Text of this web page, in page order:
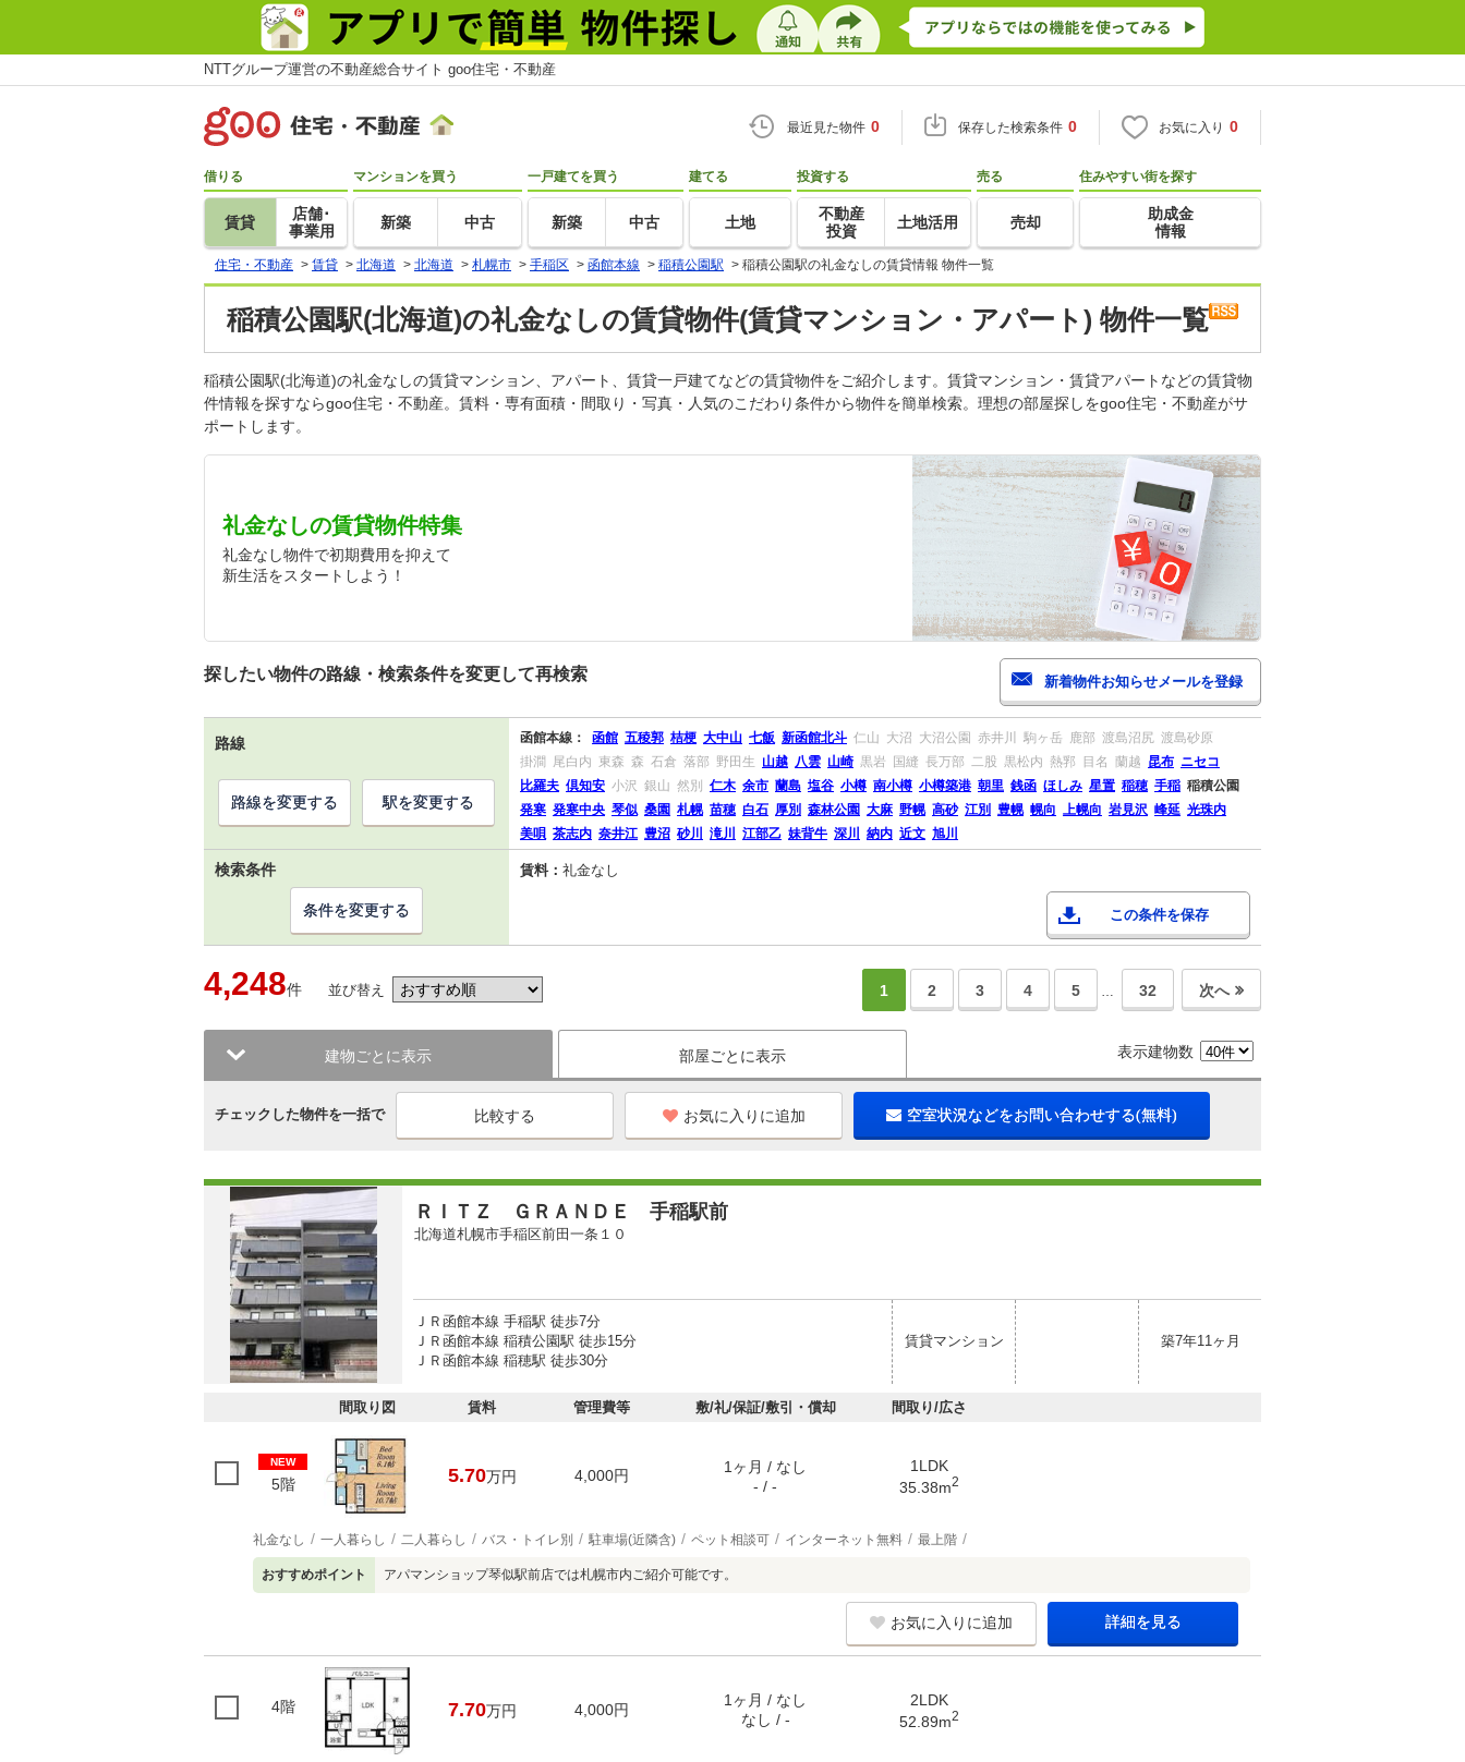
NTTグループ運営の不動産総合サイト goo住宅・不動産
最近見た物件 0 保存した検索条件 0 お気に入り 0
借りる
賃貸
店舗･
事業用
マンションを買う
新築 中古
一戸建てを買う
新築 中古
建てる
土地
投資する
不動産
投資
土地活用
売る
売却
住みやすい街を探す
助成金
情報
住宅・不動産 > 賃貸 > 北海道 > 北海道 > 札幌市 > 手稲区 > 函館本線 > 稲積公園駅 > 稲積公園駅の礼金なしの賃貸情報 物件一覧
稲積公園駅(北海道)の礼金なしの賃貸物件(賃貸マンション・アパート) 物件一覧
稲積公園駅(北海道)の礼金なしの賃貸マンション、アパート、賃貸一戸建てなどの賃貸物件をご紹介します。賃貸マンション・賃貸アパートなどの賃貸物
件情報を探すならgoo住宅・不動産。賃料・専有面積・間取り・写真・人気のこだわり条件から物件を簡単検索。理想の部屋探しをgoo住宅・不動産がサ
ポートします。
礼金なしの賃貸物件特集
礼金なし物件で初期費用を抑えて
新生活をスタートしよう！
探したい物件の路線・検索条件を変更して再検索
路線 函館本線： 函館 五稜郭 桔梗 大中山 七飯 新函館北斗 仁山 大沼 大沼公園 赤井川 駒ヶ岳 鹿部 渡島沼尻 渡島砂原
掛澗
尾白内 東森 森 石倉 落部 野田生 山越 八雲 山崎 黒岩 国縫 長万部 二股 黒松内 熱郛 目名 蘭越 昆布 ニセコ
比羅夫 倶知安 小沢 銀山 然別 仁木 余市 蘭島 塩谷 小樽 南小樽 小樽築港 朝里 銭函 ほしみ 星置 稲穂 手稲 稲積公園
発寒 発寒中央 琴似 桑園 札幌 苗穂 白石 厚別 森林公園 大麻 野幌 高砂 江別 豊幌 幌向 上幌向 岩見沢 峰延 光珠内
美唄 茶志内 奈井江 豊沼 砂川 滝川 江部乙 妹背牛 深川 納内 近文 旭川
路線を変更する 駅を変更する
検索条件 賃料： 礼金なし
この条件を保存
条件を変更する
4,248件 並び替え 1 2 3 4 5 … 32 次へ
建物ごとに表示 部屋ごとに表示 表示建物数
チェックした物件を一括で お気に入りに追加 空室状況などをお問い合わせする(無料)
ＲＩＴＺ ＧＲＡＮＤＥ 手稲駅前
北海道札幌市手稲区前田一条１０
ＪＲ函館本線 手稲駅 徒歩7分
ＪＲ函館本線 稲積公園駅 徒歩15分
ＪＲ函館本線 稲穂駅 徒歩30分
賃貸マンション 築7年11ヶ月
間取り図 賃料 管理費等 敷/礼/保証/敷引・償却 間取り/広さ
NEW
5階 5.70万円 4,000円
1ヶ月 / なし
- / -
1LDK
35.38m2
礼金なし 一人暮らし 二人暮らし バス・トイレ別 駐車場(近隣含) ペット相談可 インターネット無料 最上階
おすすめポイント アパマンショップ琴似駅前店では札幌市内ご紹介可能です。
お気に入りに追加 詳細を見る
4階 7.70万円 4,000円
1ヶ月 / なし
なし / -
2LDK
52.89m2